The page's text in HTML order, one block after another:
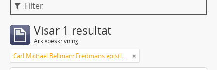
Filter
Visar 1 resultat
Arkivbeskrivning
Carl Michael Bellman: Fredmans epistlar [Nechers ex.]. Ep. 1-50